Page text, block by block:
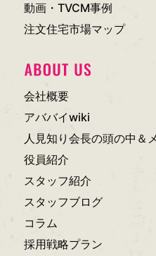
動画・TVCM事例
注文住宅市場マップ
会社概要
アババイwiki
人見知り会長の頭の中＆
役員紹介
スタッフ紹介
スタッフブログ
コラム
採用戦略プラン